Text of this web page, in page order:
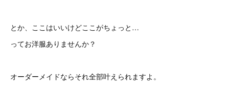
とか、ここはいいけどここがちょっと…
ってお洋服ありませんか？
オーダーメイドならそれ全部叶えられますよ。